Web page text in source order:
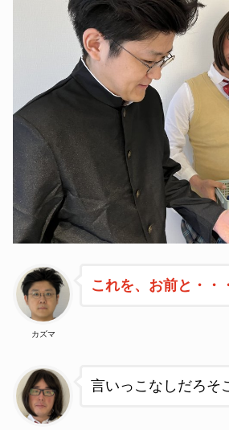
カズマ
これを、お前と・・
言いっこなしだろそ